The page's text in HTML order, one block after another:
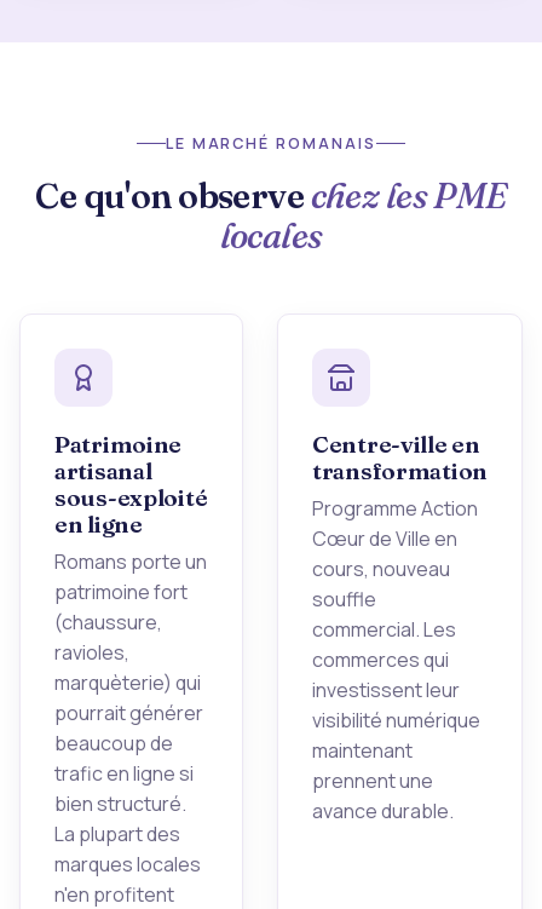
LE MARCHÉ ROMANAIS
Ce qu'on observechez les PME
locales
Patrimoine
artisanal
sous-exploité
en ligne
Romans porte un
patrimoine fort
(chaussure,
ravioles,
marquèterie) qui
pourrait générer
beaucoup de
trafic en ligne si
bien structuré.
La plupart des
marques locales
n'en profitent
Centre-ville en
transformation
Programme Action
Cœur de Ville en
cours, nouveau
souffle
commercial. Les
commerces qui
investissent leur
visibilité numérique
maintenant
prennent une
avance durable.